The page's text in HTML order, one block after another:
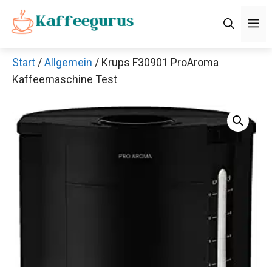
Zum
Inhalt
Start /Allgemein / Krups F30901 ProAroma
Kaffeemaschine Test